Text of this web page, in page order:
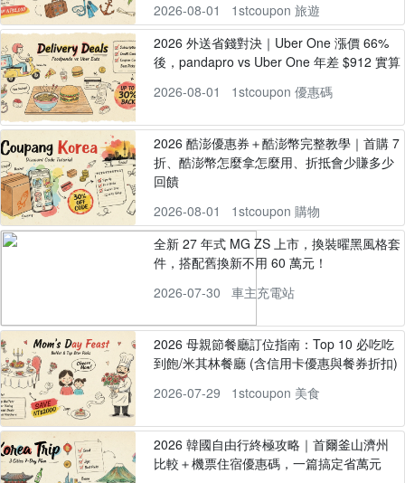
2026-08-01
1stcoupon 旅遊
2026 外送省錢對決｜Uber One 漲價 66%
後，pandapro vs Uber One 年差 $912 實算
2026-08-01
1stcoupon 優惠碼
2026 酷澎優惠券＋酷澎幣完整教學｜首購 7
折、酷澎幣怎麼拿怎麼用、折抵會少賺多少
回饋
2026-08-01
1stcoupon 購物
全新 27 年式 MG ZS 上市，換裝曜黑風格套
件，搭配舊換新不用 60 萬元！
2026-07-30
車主充電站
2026 母親節餐廳訂位指南：Top 10 必吃吃
到飽/米其林餐廳 (含信用卡優惠與餐券折扣)
2026-07-29
1stcoupon 美食
2026 韓國自由行終極攻略｜首爾釜山濟州
比較＋機票住宿優惠碼，一篇搞定省萬元